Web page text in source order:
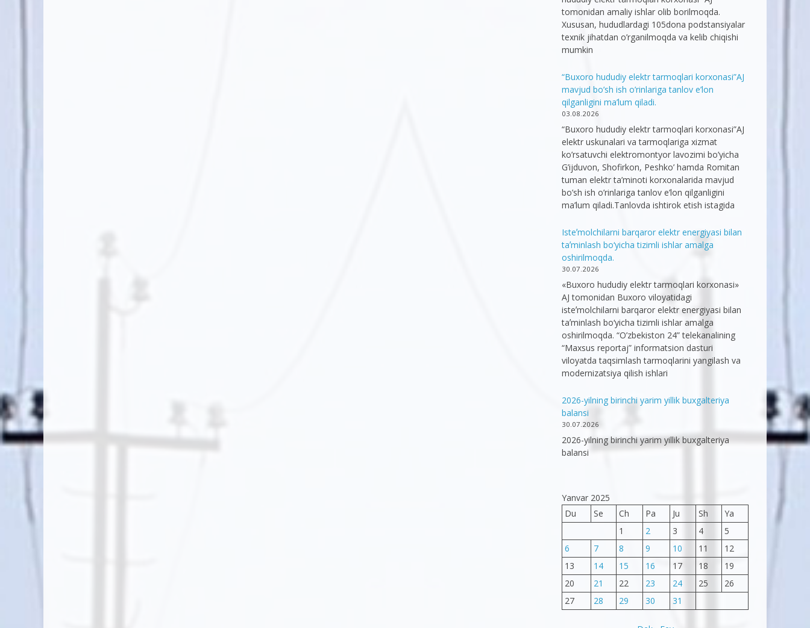
tomonidan amaliy ishlar olib borilmoqda.
Xususan, hududlardagi 105dona podstansiyalar
texnik jihatdan o’rganilmoqda va kelib chiqishi
mumkin
“Buxoro hududiy elektr tarmoqlari korxonasi”AJ
mavjud bo’sh ish o’rinlariga tanlov e’lon
qilganligini ma’lum qiladi.
03.08.2026
“Buxoro hududiy elektr tarmoqlari korxonasi”AJ
elektr uskunalari va tarmoqlariga xizmat
ko’rsatuvchi elektromontyor lavozimi bo’yicha
G’ijduvon, Shofirkon, Peshko’ hamda Romitan
tuman elektr ta’minoti korxonalarida mavjud
bo’sh ish o’rinlariga tanlov e’lon qilganligini
ma’lum qiladi.Tanlovda ishtirok etish istagida
Isteʼmolchilarni barqaror elektr energiyasi bilan
taʼminlash bo‘yicha tizimli ishlar amalga
oshirilmoqda.
30.07.2026
«Buxoro hududiy elektr tarmoqlari korxonasi»
AJ tomonidan Buxoro viloyatidagi
isteʼmolchilarni barqaror elektr energiyasi bilan
taʼminlash bo‘yicha tizimli ishlar amalga
oshirilmoqda. “O’zbekiston 24” telekanalining
“Maxsus reportaj” informatsion dasturi
viloyatda taqsimlash tarmoqlarini yangilash va
modernizatsiya qilish ishlari
2026-yilning birinchi yarim yillik buxgalteriya
balansi
30.07.2026
2026-yilning birinchi yarim yillik buxgalteriya
balansi
Yanvar 2025
Du
Se Ch Pa Ju Sh
Ya
1
2 3 4
5
6
7 8 9 10 11
12
13
14 15 16 17 18
19
20
21 22 23 24 25
26
27
28 29 30 31